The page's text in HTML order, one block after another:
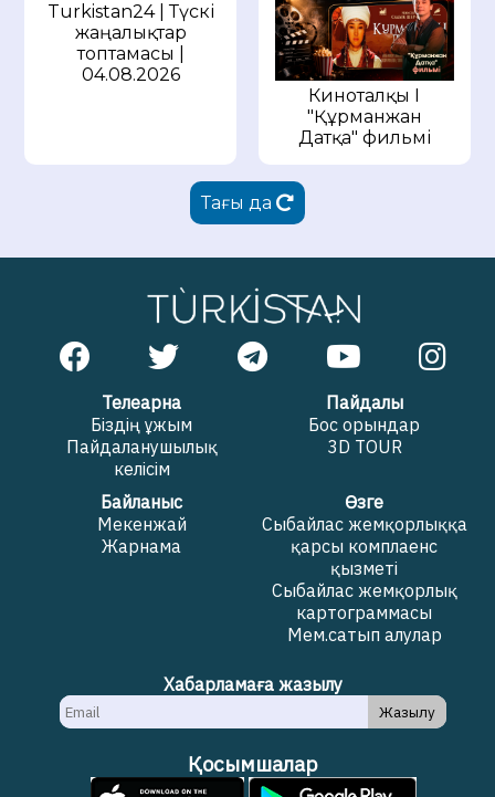
Turkistan24 | Түскі
жаңалықтар
топтамасы |
04.08.2026
Киноталқы I
"Құрманжан
Датқа" фильмі
Тағы да
Телеарна
Біздің ұжым
Пайдаланушылық
келісім
Пайдалы
Бос орындар
3D TOUR
Байланыс
Мекенжай
Жарнама
Өзге
Сыбайлас жемқорлыққа
қарсы комплаенс
қызметі
Сыбайлас жемқорлық
картограммасы
Мем.сатып алулар
Хабарламаға жазылу
Жазылу
Қосымшалар